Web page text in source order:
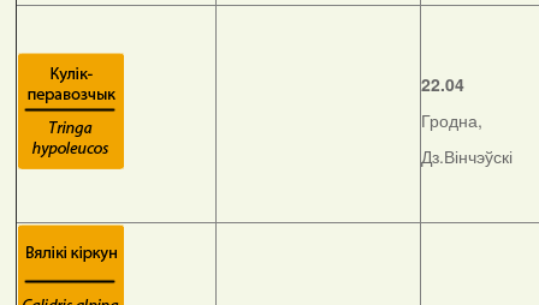
22.04
Гродна,
Дз.Вінчэўскі